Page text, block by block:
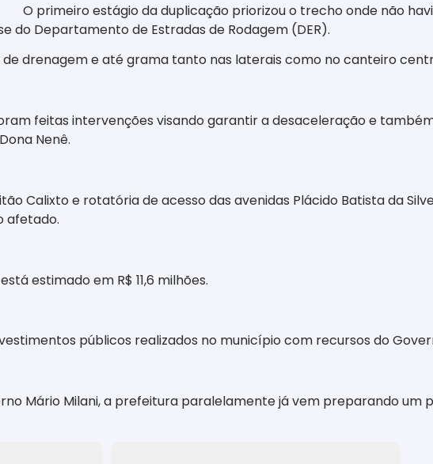
O primeiro estágio da duplicação priorizou o trecho onde não
do Departamento de Estradas de Rodagem (DER).
drenagem e até grama tanto nas laterais como no canteiro
feitas intervenções visando garantir a desaceleração e
Nenê.
Calixto e rotatória de acesso das avenidas Plácido Batista da
afetado.
estimado em R$ 11,6 milhões.
públicos realizados no município com recursos do
Mário Milani, a prefeitura paralelamente já vem preparando um